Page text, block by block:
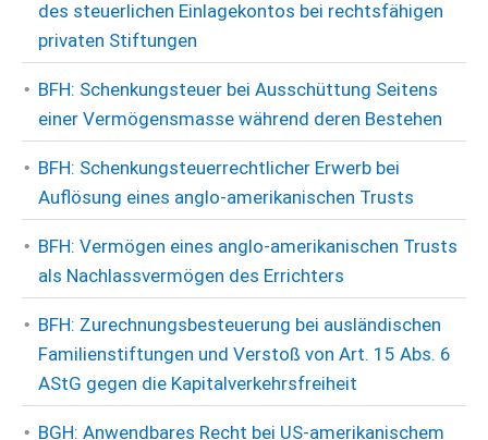
des steuerlichen Einlagekontos bei rechtsfähigen
privaten Stiftungen
BFH: Schenkungsteuer bei Ausschüttung Seitens
einer Vermögensmasse während deren Bestehen
BFH: Schenkungsteuerrechtlicher Erwerb bei
Auflösung eines anglo-amerikanischen Trusts
BFH: Vermögen eines anglo-amerikanischen Trusts
als Nachlassvermögen des Errichters
BFH: Zurechnungsbesteuerung bei ausländischen
Familienstiftungen und Verstoß von Art. 15 Abs. 6
AStG gegen die Kapitalverkehrsfreiheit
BGH: Anwendbares Recht bei US-amerikanischem